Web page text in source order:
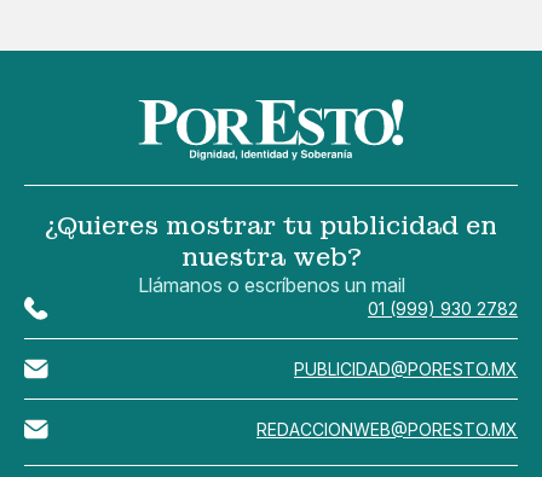
¿Quieres mostrar tu publicidad en
nuestra web?
Llámanos o escríbenos un mail
01 (999) 930 2782
PUBLICIDAD@PORESTO.MX
REDACCIONWEB@PORESTO.MX